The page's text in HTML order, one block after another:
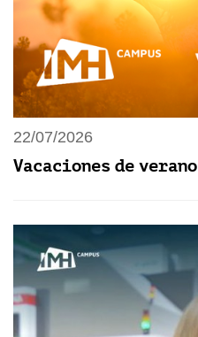
22/07/2026
Vacaciones de verano